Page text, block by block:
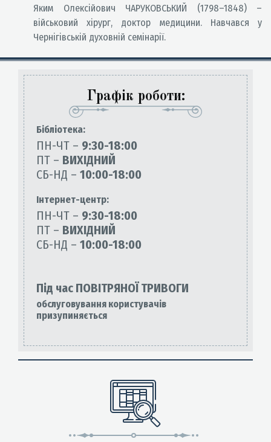
Яким Олексійович ЧАРУКОВСЬКИЙ (1798–1848) –
військовий хірург, доктор медицини. Навчався у
Чернігівській духовній семінарії.
Графік роботи:
Бiблiотека:
ПН-ЧТ – 9:30-18:00
ПТ – ВИХІДНИЙ
СБ-НД – 10:00-18:00
Інтернет-центр:
ПН-ЧТ – 9:30-18:00
ПТ – ВИХІДНИЙ
СБ-НД – 10:00-18:00
Під час ПОВІТРЯНОЇ ТРИВОГИ
обслуговування користувачів
призупиняється